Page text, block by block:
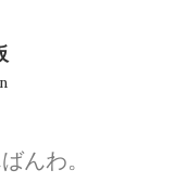
んわ。